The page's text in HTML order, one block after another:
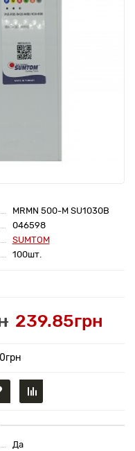
MRMN 500-M SU1030B
046598
SUMTOM
100шт.
239.85грн
Да